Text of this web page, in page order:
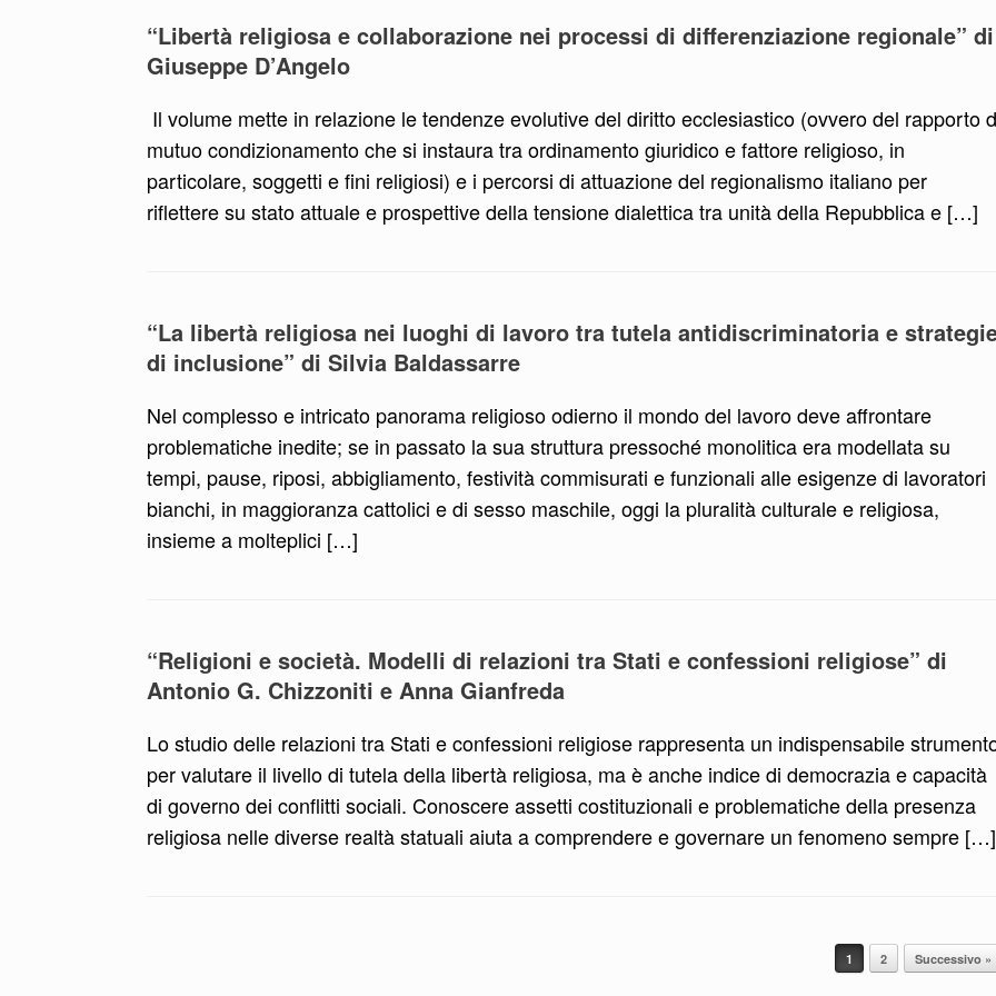
“Libertà religiosa e collaborazione nei processi di differenziazione regionale” di
Giuseppe D’Angelo
Il volume mette in relazione le tendenze evolutive del diritto ecclesiastico (ovvero del rapporto
mutuo condizionamento che si instaura tra ordinamento giuridico e fattore religioso, in
particolare, soggetti e fini religiosi) e i percorsi di attuazione del regionalismo italiano per
riflettere su stato attuale e prospettive della tensione dialettica tra unità della Repubblica e […]
“La libertà religiosa nei luoghi di lavoro tra tutela antidiscriminatoria e
di inclusione” di Silvia Baldassarre
Nel complesso e intricato panorama religioso odierno il mondo del lavoro deve affrontare
problematiche inedite; se in passato la sua struttura pressoché monolitica era modellata su
tempi, pause, riposi, abbigliamento, festività commisurati e funzionali alle esigenze di lavoratori
bianchi, in maggioranza cattolici e di sesso maschile, oggi la pluralità culturale e religiosa,
insieme a molteplici […]
“Religioni e società. Modelli di relazioni tra Stati e confessioni religiose” di
Antonio G. Chizzoniti e Anna Gianfreda
Lo studio delle relazioni tra Stati e confessioni religiose rappresenta un indispensabile
per valutare il livello di tutela della libertà religiosa, ma è anche indice di democrazia e capacità
di governo dei conflitti sociali. Conoscere assetti costituzionali e problematiche della presenza
religiosa nelle diverse realtà statuali aiuta a comprendere e governare un fenomeno sempre […]
1 2 Successivo »